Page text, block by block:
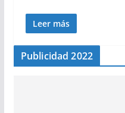
Leer más
Publicidad 2022